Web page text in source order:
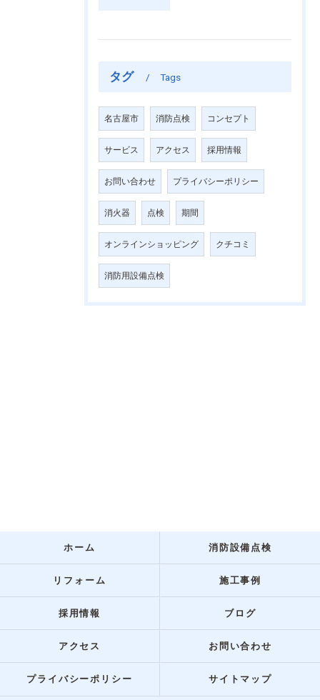
タグ Tags
名古屋市 消防点検 コンセプト
サービス アクセス 採用情報
お問い合わせ プライバシーポリシー
消火器 点検 期間
オンラインショッピング クチコミ
消防用設備点検
ホーム 消防設備点検
リフォーム 施工事例
採用情報 ブログ
アクセス お問い合わせ
プライバシーポリシー サイトマップ